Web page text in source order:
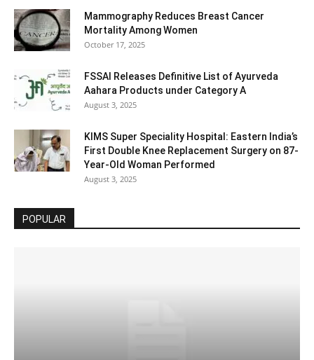
Mammography Reduces Breast Cancer
Mortality Among Women
October 17, 2025
FSSAI Releases Definitive List of Ayurveda
Aahara Products under Category A
August 3, 2025
KIMS Super Speciality Hospital: Eastern India’s
First Double Knee Replacement Surgery on 87-
Year-Old Woman Performed
August 3, 2025
POPULAR